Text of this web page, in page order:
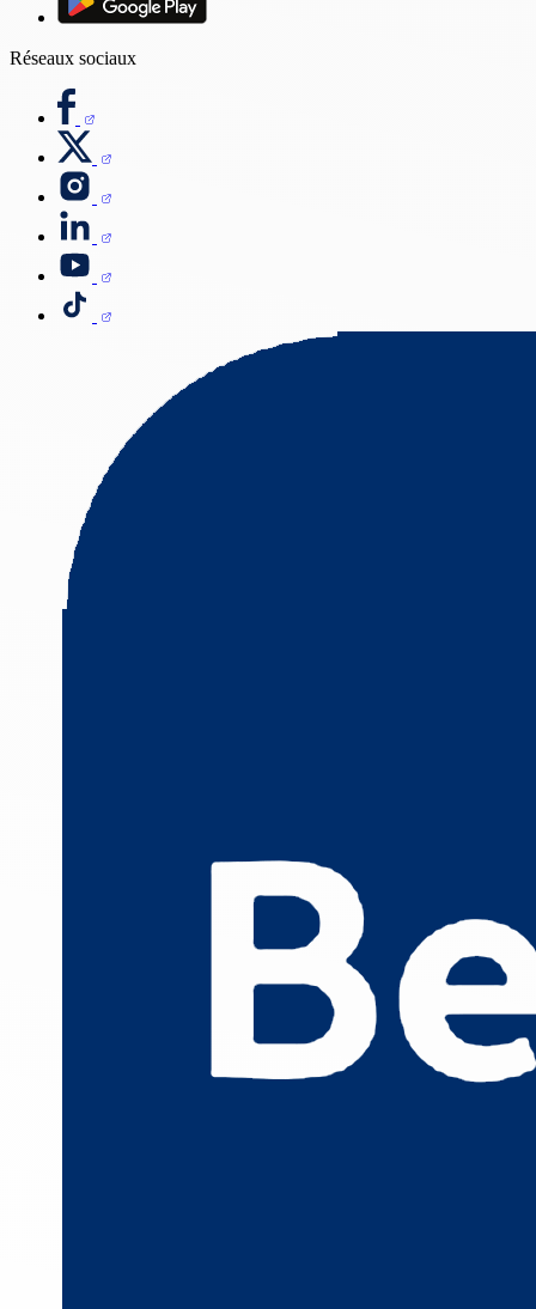
Réseaux sociaux